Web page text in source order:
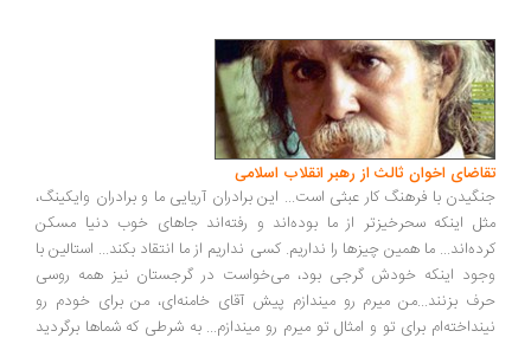
اخوان ثالث از رهبر انقلاب اسلامی
با فرهنگ کار عبثی است... این برادران آریایی ما و برادران وایکینگ،
اینکه سحرخیزتر از ما بوده‌اند و رفته‌اند جاهای خوب دنیا مسکن
ما همین چیزها را نداریم. کسی نداریم از ما انتقاد بکند... استالین با
اینکه خودش گرجی بود، می‌خواست در گرجستان نیز همه روسی
بزنند...من میرم رو میندازم پیش آقای خامنه‌ای، من برای خودم رو
برای تو و امثال تو میرم رو میندازم... به شرطی که شماها برگردید